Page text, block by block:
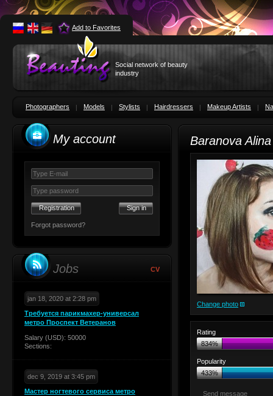
Add to Favorites
Social network of beauty
industry
Photographers Models Stylists Hairdressers Makeup Artists
My account
Registration
Forgot password?
Jobs CV
jan 18, 2020 at 2:28 pm
Требуется парикмахер-универсал
метро Проспект Ветеранов
Salary (USD): 50000
Sections:
dec 9, 2019 at 3:45 pm
Мастер ногтевого сервиса метро
Baranova
Change photo
Rating
834%
Popularity
433%
Send message